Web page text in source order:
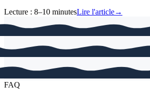
Lecture : 8–10 minutesLire l'article→
FAQ